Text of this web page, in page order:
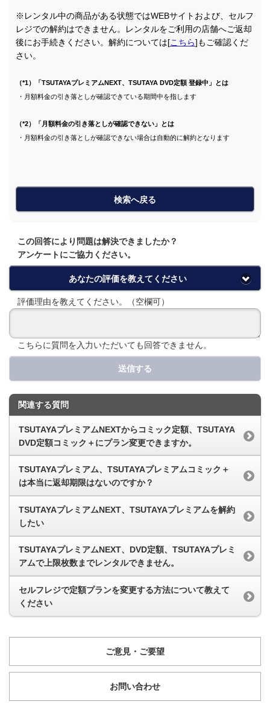
※レンタル中の商品がある状態ではWEBサイトおよび、セルフ
レジでの解約はできません。レンタルをご利用の店舗へご返却
後にお手続きください。解約については[こちら]もご確認くだ
さい。
（*1）「TSUTAYAプレミアムNEXT、TSUTAYA DVD定額 登録中」とは
・月額料金の引き落としが確認できている期間中を指します
（*2）「月額料金の引き落としが確認できない」とは
・月額料金の引き落としが確認できない場合は自動的に解約となります
検索へ戻る
この回答により問題は解決できましたか？
アンケートにご協力ください。
あなたの評価を教えてください
評価理由を教えてください。（空欄可）
こちらに質問を入力いただいても回答できません。
送信する
関連する質問
TSUTAYAプレミアムNEXTからコミック定額、TSUTAYA
DVD定額コミック＋にプラン変更できますか。
TSUTAYAプレミアム、TSUTAYAプレミアムコミック＋
は本当に返却期限はないのですか？
TSUTAYAプレミアムNEXT、TSUTAYAプレミアムを解約
したい
TSUTAYAプレミアムNEXT、DVD定額、TSUTAYAプレミ
アムで上限枚数までレンタルできません。
セルフレジで定額プランを変更する方法について教えて
ください
ご意見・ご要望
お問い合わせ